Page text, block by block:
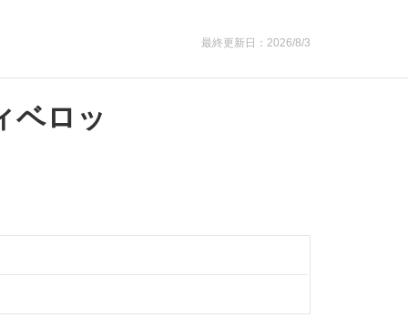
最終更新日：2026/8/3
ベロッ